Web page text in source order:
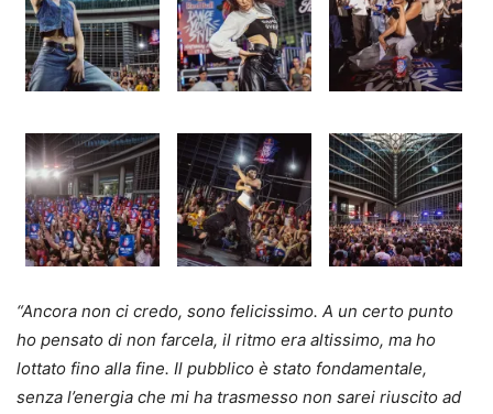
“Ancora non ci credo, sono felicissimo. A un certo punto
ho pensato di non farcela, il ritmo era altissimo, ma ho
lottato fino alla fine. Il pubblico è stato fondamentale,
senza l’energia che mi ha trasmesso non sarei riuscito ad